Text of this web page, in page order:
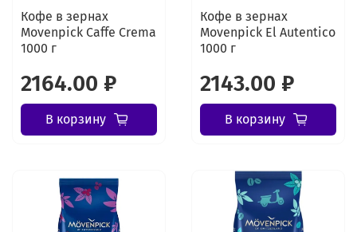
Кофе в зернах
Movenpick Caffe Crema
1000 г
2164.00 ₽
В корзину
Кофе в зернах
Movenpick El Autentico
1000 г
2143.00 ₽
В корзину